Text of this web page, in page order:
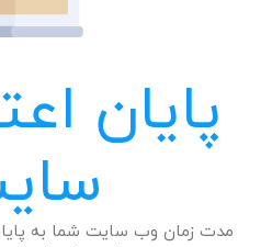
پایان
مدت زمان وب سایت شما به